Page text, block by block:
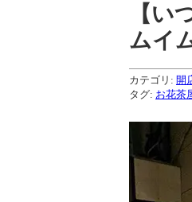
【い
ムイ
カテゴリ: 開
タグ: お花茶